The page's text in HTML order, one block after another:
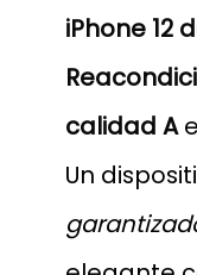
iPhone 12
calidad A
Un